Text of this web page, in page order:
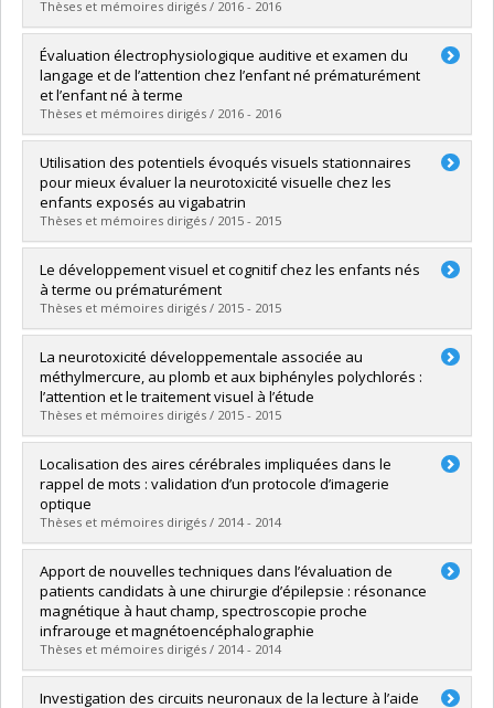
Lien vers le document dans Papyrus
Thèses et mémoires dirigés / 2016 - 2016
Diplômé(e) :Chamard, Emilie
Cycle :Doctorat
Diplôme obtenu :Ph. D.
Lien vers le document dans Papyrus
Évaluation électrophysiologique auditive et examen du
langage et de l’attention chez l’enfant né prématurément
et l’enfant né à terme
Thèses et mémoires dirigés / 2016 - 2016
Diplômé(e) :Paquette, Natacha
Cycle :Doctorat
Diplôme obtenu :Ph. D.
Lien vers le document dans Papyrus
Utilisation des potentiels évoqués visuels stationnaires
pour mieux évaluer la neurotoxicité visuelle chez les
enfants exposés au vigabatrin
Thèses et mémoires dirigés / 2015 - 2015
Diplômé(e) :Hébert-Lalonde, Noémie
Cycle :Doctorat
Diplôme obtenu :Ph. D.
Lien vers le document dans Papyrus
Le développement visuel et cognitif chez les enfants nés
à terme ou prématurément
Thèses et mémoires dirigés / 2015 - 2015
Diplômé(e) :Sayeur, Mélissa Sue
Cycle :Doctorat
Diplôme obtenu :Ph. D.
Lien vers le document dans Papyrus
La neurotoxicité développementale associée au
méthylmercure, au plomb et aux biphényles polychlorés :
l’attention et le traitement visuel à l’étude
Thèses et mémoires dirigés / 2015 - 2015
Diplômé(e) :Ethier, Audrey-Anne
Cycle : Doctorat
Diplôme obtenu :
Lien vers le document dans Papyrus
Localisation des aires cérébrales impliquées dans le
rappel de mots : validation d’un protocole d’imagerie
optique
Thèses et mémoires dirigés / 2014 - 2014
Diplômé(e) :Lefrançois, Mélanie
Cycle :Maîtrise
Diplôme obtenu :M. Sc.
Lien vers le document dans Papyrus
Apport de nouvelles techniques dans l’évaluation de
patients candidats à une chirurgie d’épilepsie : résonance
magnétique à haut champ, spectroscopie proche
infrarouge et magnétoencéphalographie
Thèses et mémoires dirigés / 2014 - 2014
Diplômé(e) : Nguyen, Dang Khoa
Investigation des circuits neuronaux de la lecture à l’aide